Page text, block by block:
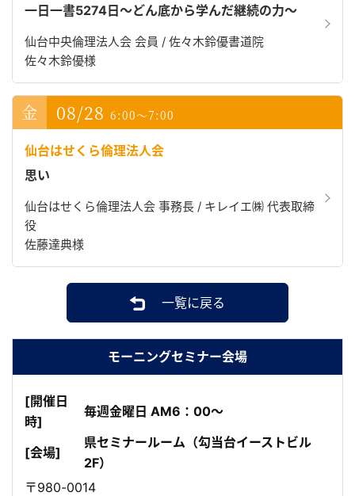
一日一書5274日～どん底から学んだ継続の力～
仙台中央倫理法人会 会員 / 佐々木鈴優書道院
佐々木鈴優様
08/28 6:00～7:00
仙台はせくら倫理法人会
思い
仙台はせくら倫理法人会 事務長 / キレイエ㈱ 代表取締
役
佐藤達典様
一覧に戻る
モーニングセミナー会場
[開催日
時]
毎週金曜日 AM6：00～
[会場]
県セミナールーム（勾当台イーストビル
2F）
〒980-0014